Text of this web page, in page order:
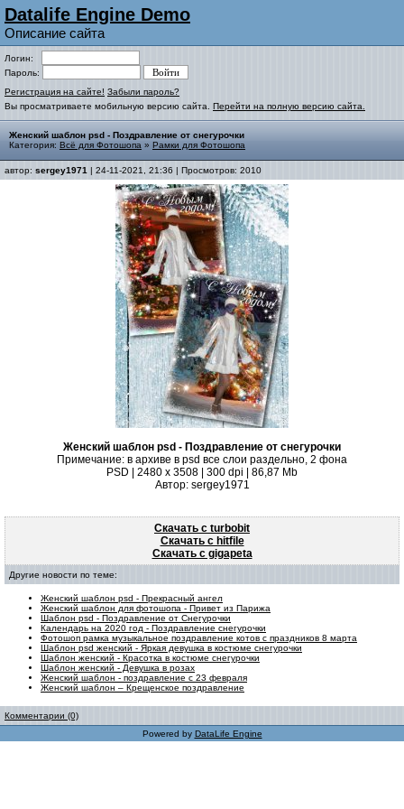
Datalife Engine Demo
Описание сайта
Логин:
Пароль:
Регистрация на сайте! Забыли пароль?
Вы просматриваете мобильную версию сайта. Перейти на полную версию сайта.
Женский шаблон psd - Поздравление от снегурочки
Категория: Всё для Фотошопа » Рамки для Фотошопа
автор: sergey1971 | 24-11-2021, 21:36 | Просмотров: 2010
Женский шаблон psd - Поздравление от снегурочки
Примечание: в архиве в psd все слои раздельно, 2 фона
PSD | 2480 x 3508 | 300 dpi | 86,87 Mb
Автор: sergey1971
Скачать с turbobit
Скачать с hitfile
Скачать с gigapeta
Другие новости по теме:
Женский шаблон psd - Прекрасный ангел
Женский шаблон для фотошопа - Привет из Парижа
Шаблон psd - Поздравление от Снегурочки
Календарь на 2020 год - Поздравление снегурочки
Фотошоп рамка музыкальное поздравление котов с праздников 8 марта
Шаблон psd женский - Яркая девушка в костюме снегурочки
Шаблон женский - Красотка в костюме снегурочки
Шаблон женский - Девушка в розах
Женский шаблон - поздравление с 23 февраля
Женский шаблон – Крещенское поздравление
Комментарии (0)
Powered by DataLife Engine